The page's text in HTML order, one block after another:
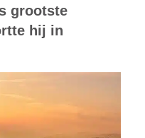
grootste
hij in